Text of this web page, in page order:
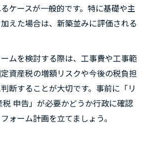
ケースが一般的です。特に基礎や主
えた場合は、新築並みに評価される
ムを検討する際は、工事費や工事範
資産税の増額リスクや今後の税負担
断することが大切です。事前に「リ
税 申告」が必要かどうか行政に確認
ォーム計画を立てましょう。